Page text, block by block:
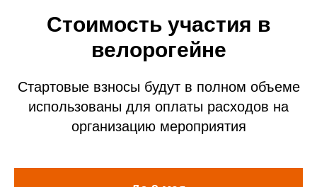
Стоимость участия в
велорогейне
Стартовые взносы будут в полном объеме
использованы для оплаты расходов на
организацию мероприятия